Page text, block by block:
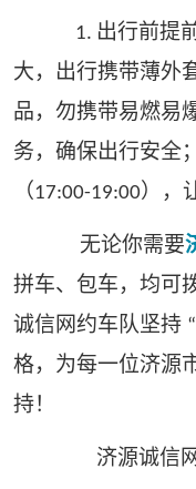
1. 出行前提
大，出行携带薄外
品，勿携带易燃易
务，确保出行安全；
（17:00-19:00），
无论你需要
拼车、包车，均可
诚信网约车队坚持 “
格，为每一位济源
持！
济源诚信